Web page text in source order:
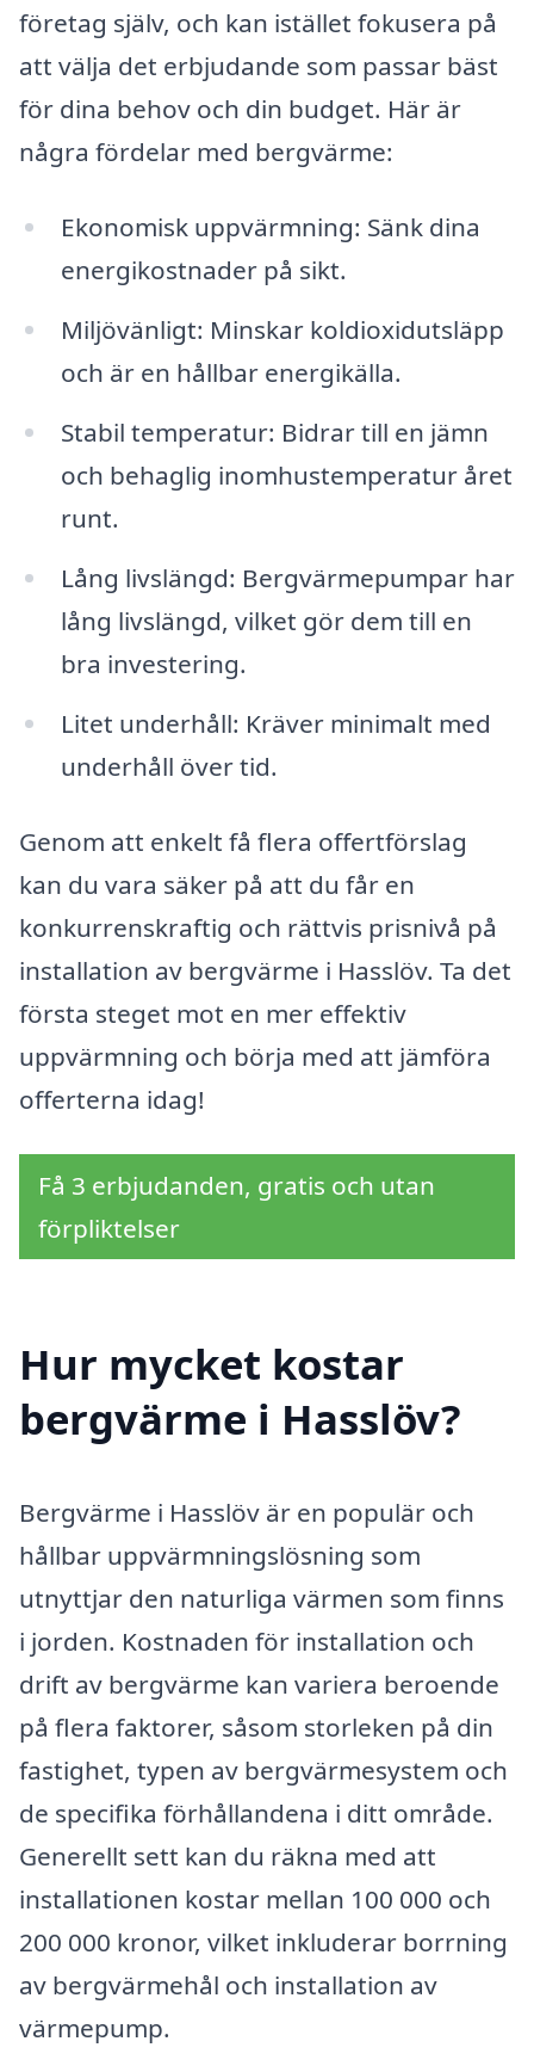
företag själv, och kan istället fokusera på
att välja det erbjudande som passar bäst
för dina behov och din budget. Här är
några fördelar med bergvärme:
Ekonomisk uppvärmning: Sänk dina
energikostnader på sikt.
Miljövänligt: Minskar koldioxidutsläpp
och är en hållbar energikälla.
Stabil temperatur: Bidrar till en jämn
och behaglig inomhustemperatur året
runt.
Lång livslängd: Bergvärmepumpar har
lång livslängd, vilket gör dem till en
bra investering.
Litet underhåll: Kräver minimalt med
underhåll över tid.
Genom att enkelt få flera offertförslag
kan du vara säker på att du får en
konkurrenskraftig och rättvis prisnivå på
installation av bergvärme i Hasslöv. Ta det
första steget mot en mer effektiv
uppvärmning och börja med att jämföra
offerterna idag!
Få 3 erbjudanden, gratis och utan
förpliktelser
Hur mycket kostar
bergvärme i Hasslöv?
Bergvärme i Hasslöv är en populär och
hållbar uppvärmningslösning som
utnyttjar den naturliga värmen som finns
i jorden. Kostnaden för installation och
drift av bergvärme kan variera beroende
på flera faktorer, såsom storleken på din
fastighet, typen av bergvärmesystem och
de specifika förhållandena i ditt område.
Generellt sett kan du räkna med att
installationen kostar mellan 100 000 och
200 000 kronor, vilket inkluderar borrning
av bergvärmehål och installation av
värmepump.